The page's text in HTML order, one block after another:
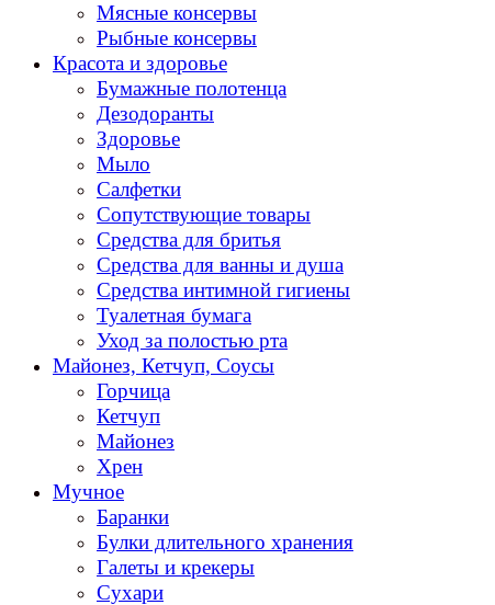
Мясные консервы
Рыбные консервы
Красота и здоровье
Бумажные полотенца
Дезодоранты
Здоровье
Мыло
Салфетки
Сопутствующие товары
Средства для бритья
Средства для ванны и душа
Средства интимной гигиены
Туалетная бумага
Уход за полостью рта
Майонез, Кетчуп, Соусы
Горчица
Кетчуп
Майонез
Хрен
Мучное
Баранки
Булки длительного хранения
Галеты и крекеры
Сухари